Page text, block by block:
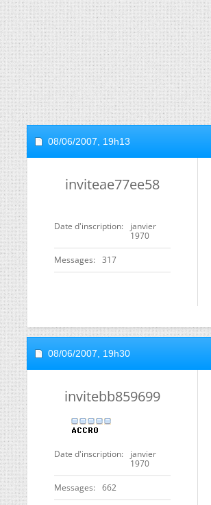
08/06/2007, 19h13
inviteae77ee58
Date d'inscription
janvier
1970
Messages 317
08/06/2007, 19h30
invitebb859699
Date d'inscription
janvier
1970
Messages 662